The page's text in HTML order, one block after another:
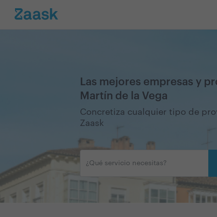
Las mejores empresas y
Martín de la Vega
Concretiza cualquier tipo de
Zaask